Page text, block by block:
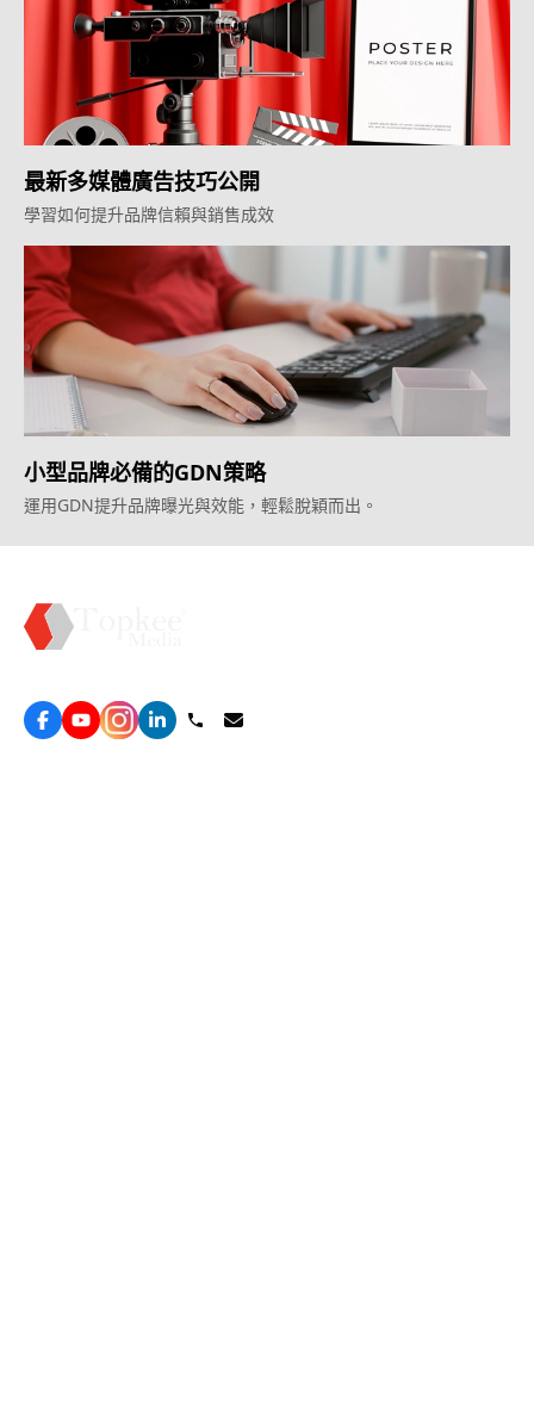
最新多媒體廣告技巧公開
學習如何提升品牌信賴與銷售成效
小型品牌必備的GDN策略
運用GDN提升品牌曝光與效能，輕鬆脫穎而出。